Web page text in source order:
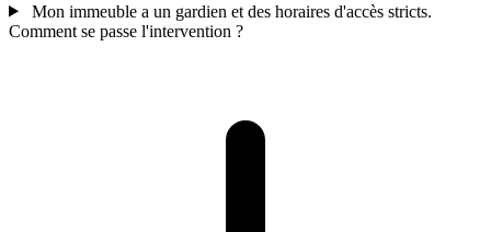
Mon immeuble a un gardien et des horaires d'accès stricts.
Comment se passe l'intervention ?